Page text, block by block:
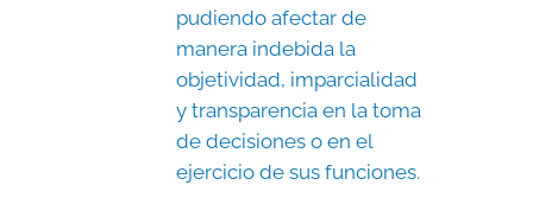
pudiendo afectar de
manera indebida la
objetividad, imparcialidad
y transparencia en la toma
de decisiones o en el
ejercicio de sus funciones.